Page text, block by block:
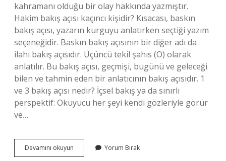
kahramanı olduğu bir olay hakkında yazmıştır.
Hakim bakış açısı kaçıncı kişidir? Kısacası, baskın
bakış açısı, yazarın kurguyu anlatırken seçtiği yazım
seçeneğidir. Baskın bakış açısının bir diğer adı da
ilahi bakış açısıdır. Üçüncü tekil şahıs (O) olarak
anlatılır. Bu bakış açısı, geçmişi, bugünü ve geleceği
bilen ve tahmin eden bir anlatıcının bakış açısıdır. 1
ve 3 bakış açısı nedir? İçsel bakış ya da sınırlı
perspektif: Okuyucu her şeyi kendi gözleriyle görür
ve…
Devamını okuyun Kahraman
Bakış
Yorum Bırak